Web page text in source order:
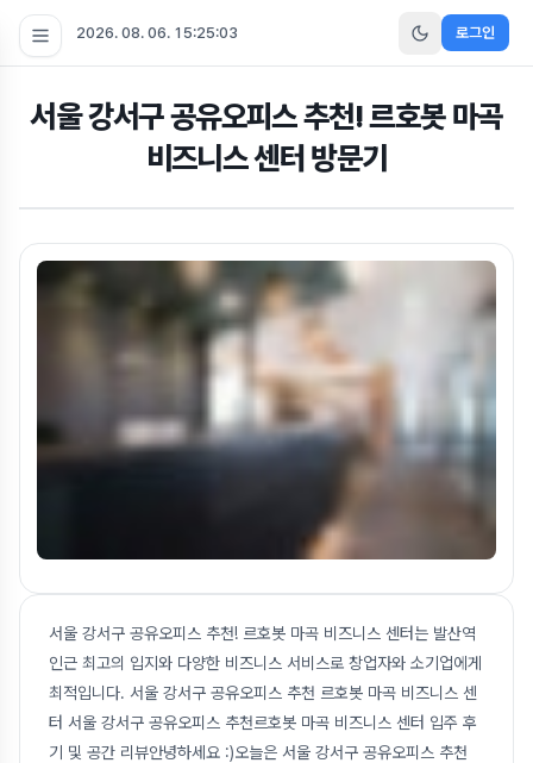
2026. 08. 06. 15:25:04 로그인
서울 강서구 공유오피스 추천! 르호봇 마곡
비즈니스 센터 방문기
서울 강서구 공유오피스 추천! 르호봇 마곡 비즈니스 센터는 발산역
인근 최고의 입지와 다양한 비즈니스 서비스로 창업자와 소기업에게
최적입니다. 서울 강서구 공유오피스 추천 르호봇 마곡 비즈니스 센
터 서울 강서구 공유오피스 추천르호봇 마곡 비즈니스 센터 입주 후
기 및 공간 리뷰안녕하세요 :)오늘은 서울 강서구 공유오피스 추천